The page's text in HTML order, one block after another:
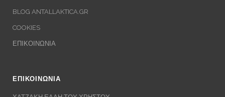
BLOG ANTALLAKTICA.GR
COOKIES
ΕΠΙΚΟΙΝΩΝΙΑ
ΕΠΙΚΟΙΝΩΝΙΑ